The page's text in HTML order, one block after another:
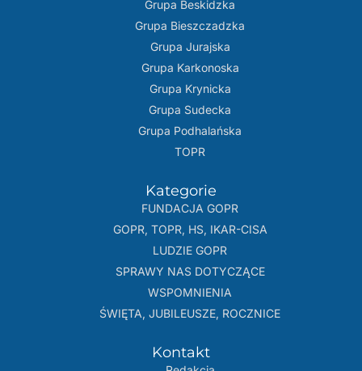
Grupa Beskidzka​
Grupa Bieszczadzka
Grupa Jurajska
Grupa Karkonoska
Grupa Krynicka
Grupa Sudecka
Grupa Podhalańska
TOPR
Kategorie
FUNDACJA GOPR
GOPR, TOPR, HS, IKAR-CISA
LUDZIE GOPR
SPRAWY NAS DOTYCZĄCE
WSPOMNIENIA
ŚWIĘTA, JUBILEUSZE, ROCZNICE
Kontakt